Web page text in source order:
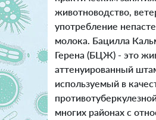
животноводство,
употребление
молока. Бацилла
Герена (БЦЖ) - это
аттенуированный
используемый в
многих районах с